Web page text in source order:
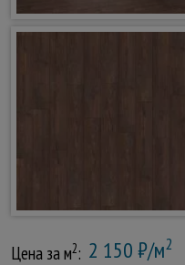
Цена за м2: 2 150 ₽/м2